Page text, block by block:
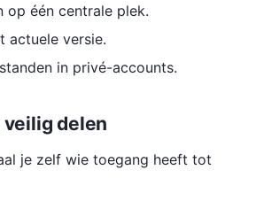
op één centrale plek.
actuele versie.
in privé-accounts.
delen
je zelf wie toegang heeft tot